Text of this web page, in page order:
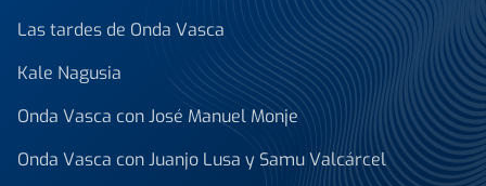
Las tardes de Onda Vasca
Kale Nagusia
Onda Vasca con José Manuel Monje
Onda Vasca con Juanjo Lusa y Samu Valcárcel